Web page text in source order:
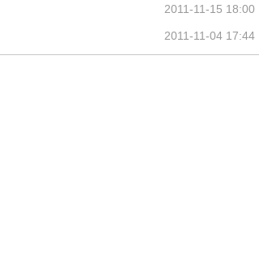
2011-11-15 18:00
2011-11-04 17:44